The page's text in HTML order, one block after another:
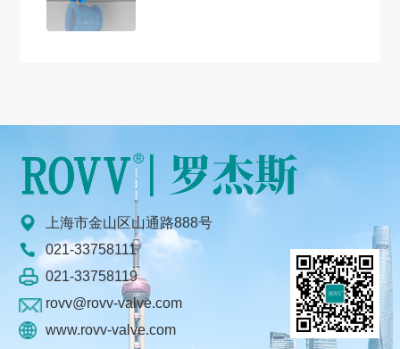
上海市金山区山通路888号
021-33758111
021-33758119
rovv@rovv-valve.com
www.rovv-valve.com